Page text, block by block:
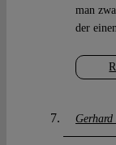
man
der
Gerhard